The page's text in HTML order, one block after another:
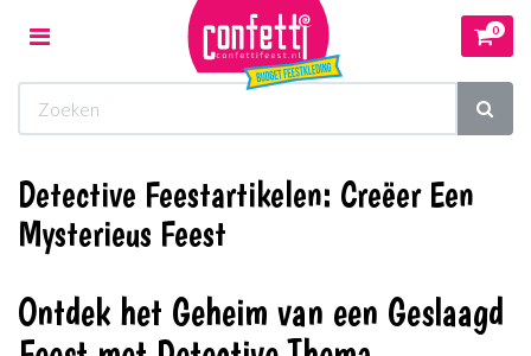
Toggle
0
Winkelwagen
Uw winkelwagen is leeg.
Vul hem met producten.
Detective Feestartikelen: Creëer Een
Mysterieus Feest
Ontdek het Geheim van een Geslaagd